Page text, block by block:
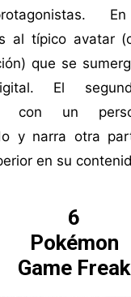
al típico avatar
que se
El
con un
y narra otra
en su
6
Pokémon
Game Freak